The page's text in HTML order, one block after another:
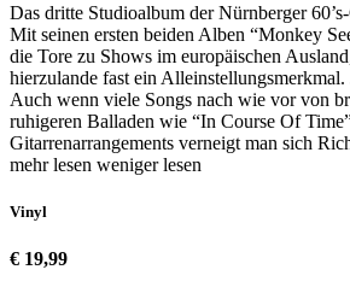
Das dritte Studioalbum der Nürnberger
Mit seinen ersten beiden Alben “Monkey
die Tore zu Shows im europäischen
hierzulande fast ein
Auch wenn viele Songs nach wie vor von
ruhigeren Balladen wie “In Course Of
Gitarrenarrangements verneigt man sich
mehr lesen weniger lesen
Vinyl
€ 19,99